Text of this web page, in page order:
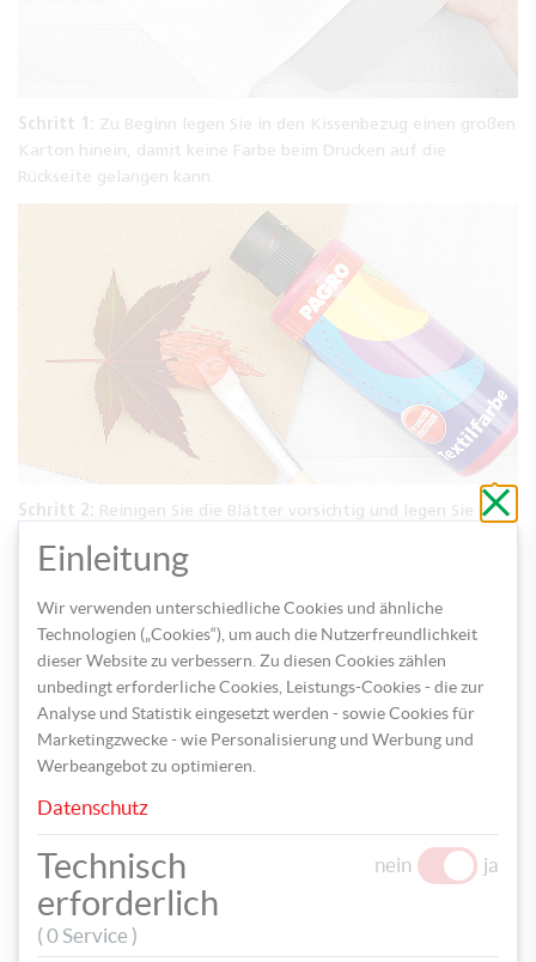
Schritt 1: Zu Beginn legen Sie in den Kissenbezug einen großen
Karton hinein, damit keine Farbe beim Drucken auf die
Rückseite gelangen kann.
Schritt 2: Reinigen Sie die Blätter vorsichtig und legen Sie
Pinsels die Blätter mit der Textilfarbe. Wenn Sie die Blätter
Struktur am Polster.
Schritt 3: Nehmen Sie nun das bemalte Blatt und pressen Sie
ohne
zu
Einleitung
Wir verwenden unterschiedliche Cookies und ähnliche
Technologien („Cookies“), um auch die Nutzerfreundlichkeit
dieser Website zu verbessern. Zu diesen Cookies zählen
unbedingt erforderliche Cookies, Leistungs-Cookies - die zur
Analyse und Statistik eingesetzt werden - sowie Cookies für
Marketingzwecke - wie Personalisierung und Werbung und
Werbeangebot zu optimieren.
Datenschutz
Technisch
erforderlich
( 0 Service )
nein ja